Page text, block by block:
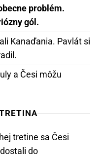
problém.
gól.
Kanaďania. Pavlát si
a Česi môžu
tretine sa Česi
dostali do